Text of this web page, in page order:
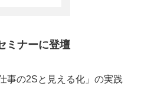
ミナーに登壇
事の2Sと見える化」の実践